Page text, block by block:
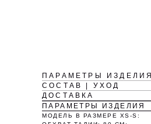
ПАРАМЕТРЫ ИЗДЕЛИЯ
СОСТАВ | УХОД
ДОСТАВКА
ПАРАМЕТРЫ ИЗДЕЛИЯ
МОДЕЛЬ В РАЗМЕРЕ XS-S: